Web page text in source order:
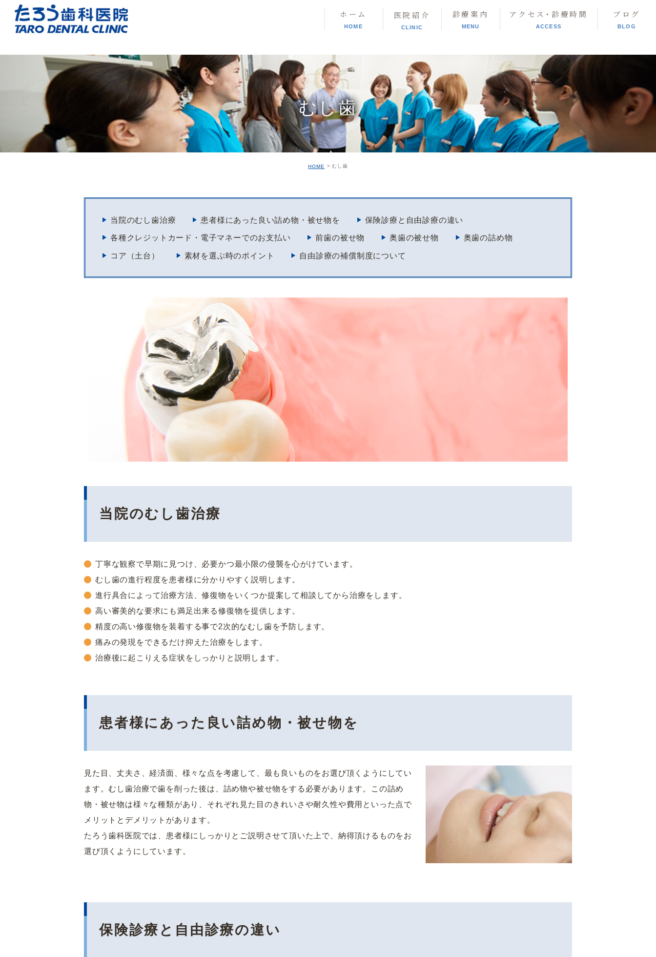
ホーム
HOME
医院紹介
CLINIC
診療案内
MENU
アクセス･診療時間
ACCESS
ブログ
BLOG
むし歯
HOME むし歯
当院のむし歯治療 患者様にあった良い詰め物・被せ物を 保険診療と自由診療の違い
各種クレジットカード・電子マネーでのお支払い 前歯の被せ物 奥歯の被せ物 奥歯の詰め物
コア（土台） 素材を選ぶ時のポイント 自由診療の補償制度について
当院のむし歯治療
丁寧な観察で早期に見つけ、必要かつ最小限の侵襲を心がけています。
むし歯の進行程度を患者様に分かりやすく説明します。
進行具合によって治療方法、修復物をいくつか提案して相談してから治療をします。
高い審美的な要求にも満足出来る修復物を提供します。
精度の高い修復物を装着する事で2次的なむし歯を予防します。
痛みの発現をできるだけ抑えた治療をします。
治療後に起こりえる症状をしっかりと説明します。
患者様にあった良い詰め物・被せ物を
見た目、丈夫さ、経済面、様々な点を考慮して、最も良いものをお選び頂くようにしてい
ます。むし歯治療で歯を削った後は、詰め物や被せ物をする必要があります。この詰め
物・被せ物は様々な種類があり、それぞれ見た目のきれいさや耐久性や費用といった点で
メリットとデメリットがあります。
たろう歯科医院では、患者様にしっかりとご説明させて頂いた上で、納得頂けるものをお
選び頂くようにしています。
保険診療と自由診療の違い